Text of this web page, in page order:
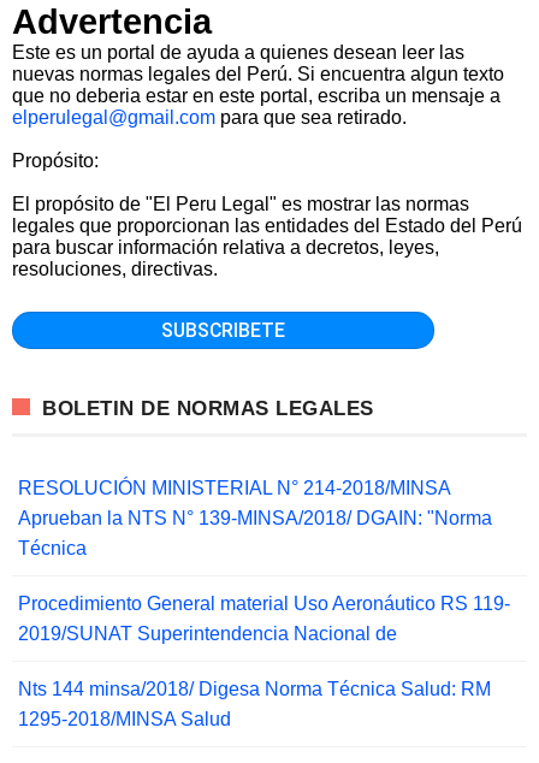
Advertencia
Este es un portal de ayuda a quienes desean leer las
nuevas normas legales del Perú. Si encuentra algun texto
que no deberia estar en este portal, escriba un mensaje a
elperulegal@gmail.com para que sea retirado.
Propósito:
El propósito de "El Peru Legal" es mostrar las normas
legales que proporcionan las entidades del Estado del Perú
para buscar información relativa a decretos, leyes,
resoluciones, directivas.
BOLETIN DE NORMAS LEGALES
RESOLUCIÓN MINISTERIAL N° 214-2018/MINSA
Aprueban la NTS N° 139-MINSA/2018/ DGAIN: "Norma
Técnica
Procedimiento General material Uso Aeronáutico RS 119-
2019/SUNAT Superintendencia Nacional de
Nts 144 minsa/2018/ Digesa Norma Técnica Salud: RM
1295-2018/MINSA Salud